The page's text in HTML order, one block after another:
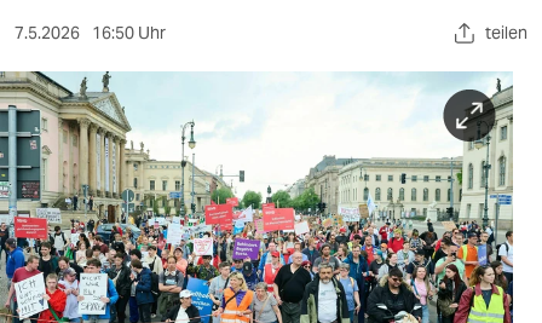
sport
berlin
nord
wahrheit
verlag
verlag
7.5.2026 16:50 Uhr teilen